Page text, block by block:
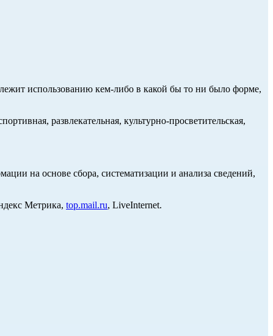
использованию кем-либо в какой бы то ни было форме,
развлекательная, культурно-просветительская,
на основе сбора, систематизации и анализа сведений,
Метрика, top.mail.ru, LiveInternet.